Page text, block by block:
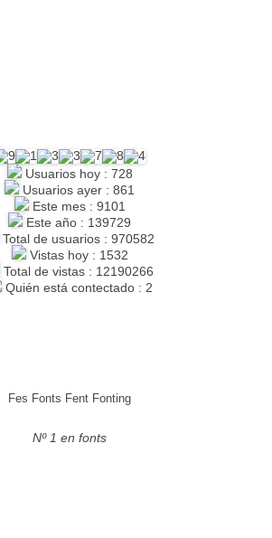
Usuarios hoy : 728
Usuarios ayer : 861
Este mes : 9101
Este año : 139729
Total de usuarios : 970582
Vistas hoy : 1532
Total de vistas : 12190266
Quién está contectado : 2
Fes Fonts Fent Fonting
Nº 1 en fonts